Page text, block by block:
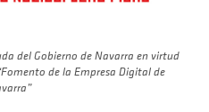
del Gobierno de Navarra en virtud
de la Empresa Digital de